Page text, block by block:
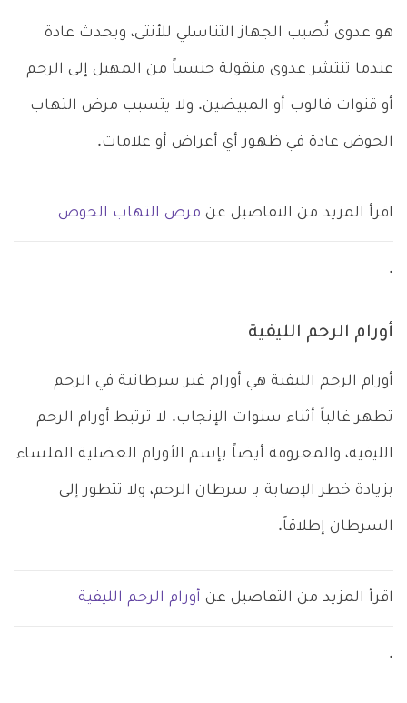
هو عدوى تُصيب الجهاز التناسلي للأنثى، ويحدث عادة
عندما تنتشر عدوى منقولة جنسياً من المهبل إلى الرحم
أو قنوات فالوب أو المبيضين. ولا يتسبب مرض التهاب
الحوض عادة في ظهور أي أعراض أو علامات.
اقرأ المزيد من التفاصيل عن مرض التهاب الحوض
.
أورام الرحم الليفية
أورام الرحم الليفية هي أورام غير سرطانية في الرحم
تظهر غالباً أثناء سنوات الإنجاب. لا ترتبط أورام الرحم
الليفية، والمعروفة أيضاً بإسم الأورام العضلية الملساء
بزيادة خطر الإصابة بـ سرطان الرحم، ولا تتطور إلى
السرطان إطلاقاً.
اقرأ المزيد من التفاصيل عن أورام الرحم الليفية
.